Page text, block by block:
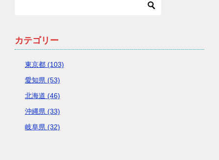
カテゴリー
東京都 (103)
愛知県 (53)
北海道 (46)
沖縄県 (33)
岐阜県 (32)